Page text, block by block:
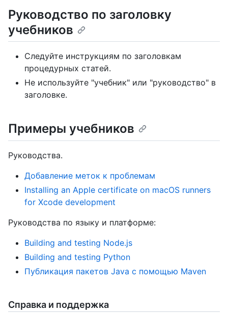
Руководство по заголовку
учебников
Следуйте инструкциям по заголовкам
процедурных статей.
Не используйте "учебник" или "руководство" в
заголовке.
Примеры учебников
Руководства.
Добавление меток к проблемам
Installing an Apple certificate on macOS runners
for Xcode development
Руководства по языку и платформе:
Building and testing Node.js
Building and testing Python
Публикация пакетов Java с помощью Maven
Справка и поддержка